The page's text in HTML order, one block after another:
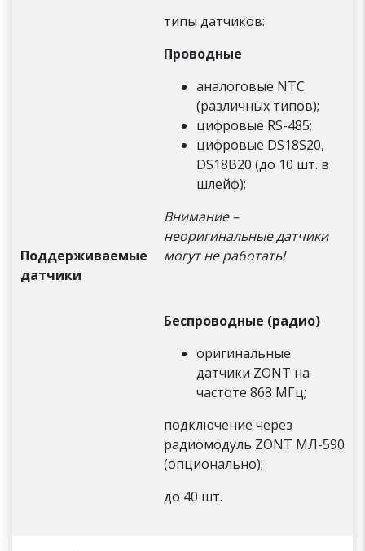
Поддерживаемые
датчики
типы датчиков:
Проводные
аналоговые NTC
(различных типов);
цифровые RS-485;
цифровые DS18S20,
DS18B20 (до 10 шт. в
шлейф);
Внимание –
неоригинальные датчики
могут не работать!
Беспроводные (радио)
оригинальные
датчики ZONT на
частоте 868 МГц;
подключение через
радиомодуль ZONT МЛ-590
(опционально);
до 40 шт.